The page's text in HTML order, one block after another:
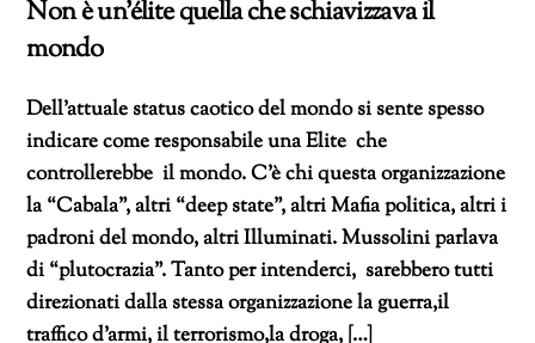
Non è un’élite quella che schiavizzava il
mondo
Dell’attuale status caotico del mondo si sente spesso
indicare come responsabile una Elite che
controllerebbe il mondo. C’è chi questa organizzazione
la “Cabala”, altri “deep state”, altri Mafia politica, altri i
padroni del mondo, altri Illuminati. Mussolini parlava
di “plutocrazia”. Tanto per intenderci, sarebbero tutti
direzionati dalla stessa organizzazione la guerra,il
traffico d’armi, il terrorismo,la droga, […]